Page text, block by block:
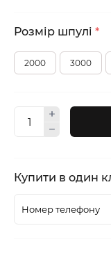
Розмір шпулі *
2000 3000
Купити в один